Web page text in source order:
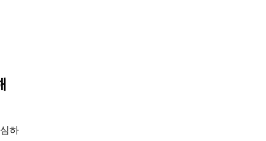
하